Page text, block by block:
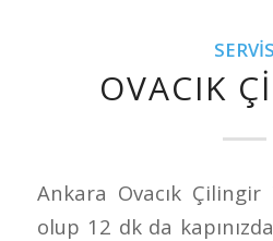
SERVIS
OVACIK
Ankara Ovacık
olup 12 dk da